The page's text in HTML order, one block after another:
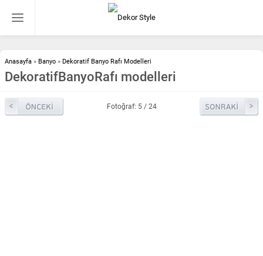
Anasayfa » Banyo » Dekoratif Banyo Rafı Modelleri
DekoratifBanyoRafı modelleri
Fotoğraf: 5 / 24